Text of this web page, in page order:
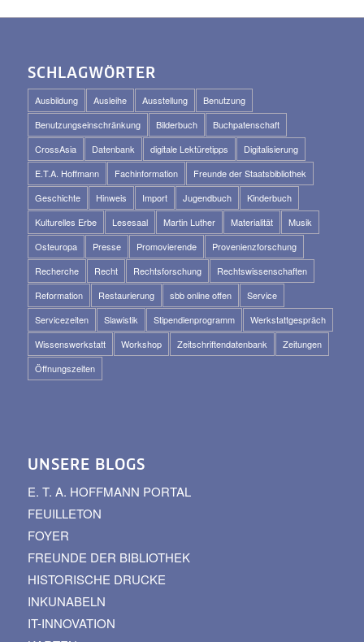
SCHLAGWÖRTER
Ausbildung Ausleihe Ausstellung
Benutzung
Benutzungseinschränkung
Bilderbuch
Buchpatenschaft
CrossAsia
Datenbank digitale Lektüretipps
Digitalisierung
E.T.A. Hoffmann
Fachinformation
Freunde der Staatsbibliothek
Geschichte
Hinweis Import Jugendbuch
Kinderbuch
Kulturelles Erbe
Lesesaal Martin Luther Materialität
Musik
Osteuropa
Presse Promovierende
Provenienzforschung
Recherche
Recht Rechtsforschung
Rechtswissenschaften
Reformation
Restaurierung sbb online offen
Service
Servicezeiten
Slawistik Stipendienprogramm
Werkstattgespräch
Wissenswerkstatt
Workshop Zeitschriftendatenbank
Zeitungen
Öffnungszeiten
UNSERE BLOGS
E. T. A. HOFFMANN PORTAL
FEUILLETON
FOYER
FREUNDE DER BIBLIOTHEK
HISTORISCHE DRUCKE
INKUNABELN
IT-INNOVATION